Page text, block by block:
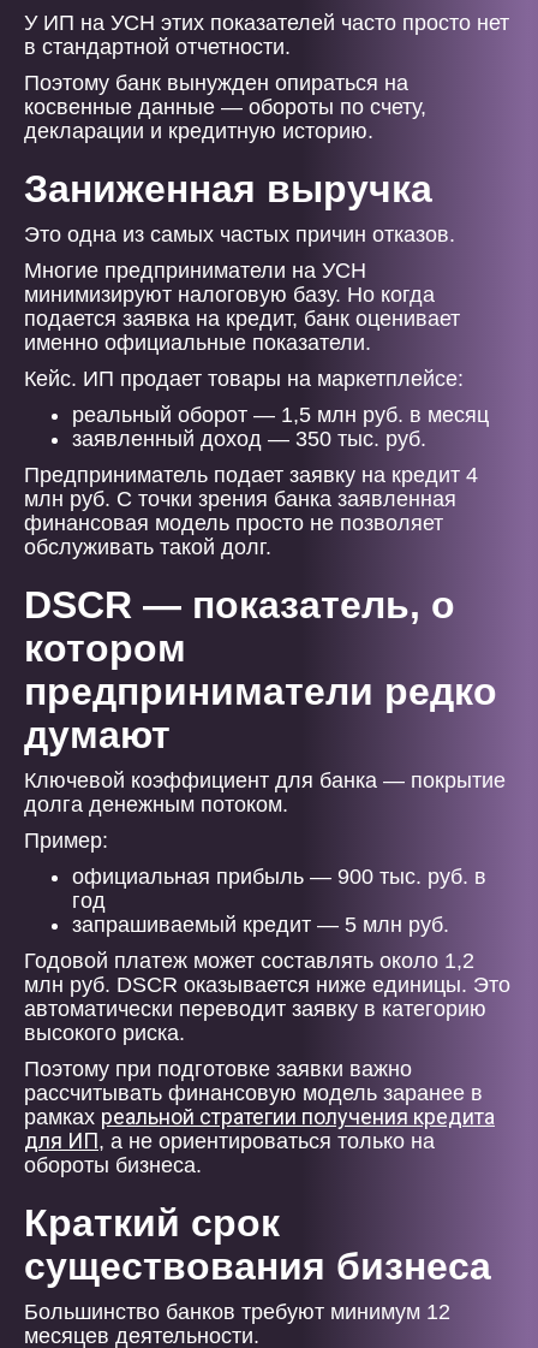
У ИП на УСН этих показателей часто просто нет
в стандартной отчетности.
Поэтому банк вынужден опираться на
косвенные данные — обороты по счету,
декларации и кредитную историю.
Заниженная выручка
Это одна из самых частых причин отказов.
Многие предприниматели на УСН
минимизируют налоговую базу. Но когда
подается заявка на кредит, банк оценивает
именно официальные показатели.
Кейс. ИП продает товары на маркетплейсе:
реальный оборот — 1,5 млн руб. в месяц
заявленный доход — 350 тыс. руб.
Предприниматель подает заявку на кредит 4
млн руб. С точки зрения банка заявленная
финансовая модель просто не позволяет
обслуживать такой долг.
DSCR — показатель, о
котором
предприниматели редко
думают
Ключевой коэффициент для банка — покрытие
долга денежным потоком.
Пример:
официальная прибыль — 900 тыс. руб. в
год
запрашиваемый кредит — 5 млн руб.
Годовой платеж может составлять около 1,2
млн руб. DSCR оказывается ниже единицы. Это
автоматически переводит заявку в категорию
высокого риска.
Поэтому при подготовке заявки важно
рассчитывать финансовую модель заранее в
рамках реальной стратегии получения кредита
для ИП, а не ориентироваться только на
обороты бизнеса.
Краткий срок
существования бизнеса
Большинство банков требуют минимум 12
месяцев деятельности.